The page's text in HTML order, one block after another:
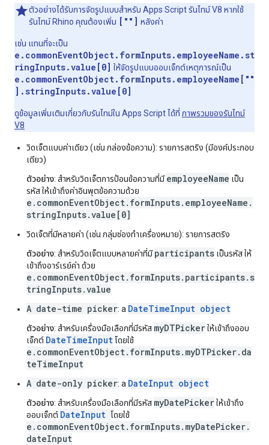
ตัวอย่างได้รับการจัดรูปแบบสำหรับ Apps Script รันไทม์ V8 หากใช้
รันไทม์ Rhino คุณต้องเพิ่ม [""] หลังค่า
เช่น แทนที่จะเป็น
e.commonEventObject.formInputs.employeeName.st
ringInputs.value[0] ให้จัดรูปแบบออบเจ็กต์เหตุการณ์เป็น
e.commonEventObject.formInputs.employeeName[""
].stringInputs.value[0]
ดูข้อมูลเพิ่มเติมเกี่ยวกับรันไทม์ใน Apps Script ได้ที่ ภาพรวมของรันไทม์
V8
วิดเจ็ตแบบค่าเดียว (เช่น กล่องข้อความ): รายการสตริง (มีองค์ประกอบ
เดียว)
ตัวอย่าง: สำหรับวิดเจ็ตการป้อนข้อความที่มี employeeName เป็น
รหัส ให้เข้าถึงค่าอินพุตข้อความด้วย
e.commonEventObject.formInputs.employeeName.
stringInputs.value[0]
วิดเจ็ตที่มีหลายค่า (เช่น กลุ่มช่องทำเครื่องหมาย): รายการสตริง
ตัวอย่าง: สำหรับวิดเจ็ตแบบหลายค่าที่มี participants เป็นรหัส ให้
เข้าถึงอาร์เรย์ค่า ด้วย
e.commonEventObject.formInputs.participants.s
tringInputs.value
A date-time picker: a DateTimeInput object
ตัวอย่าง: สำหรับเครื่องมือเลือกที่มีรหัส myDTPickerให้เข้าถึงออบ
เจ็กต์ DateTimeInput โดยใช้
e.commonEventObject.formInputs.myDTPicker.da
teTimeInput
A date-only picker: a DateInput object
ตัวอย่าง: สำหรับเครื่องมือเลือกที่มีรหัส myDatePickerให้เข้าถึง
ออบเจ็กต์ DateInput โดยใช้
e.commonEventObject.formInputs.myDatePicker.
dateInput